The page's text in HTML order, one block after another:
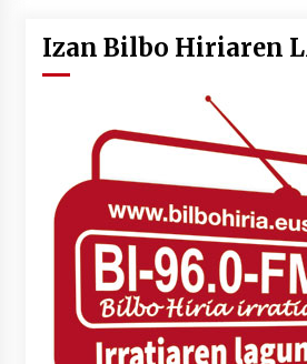
2026/07/07
Uribitarte40 aretoan
2026/07/03
SOINUGELA: Paul
lan berriak
2026/07/03
MUSIBLA #297: Bide,
Tiga, Twisted Teens,
2026/07/02
Izan Bilbo Hiriaren